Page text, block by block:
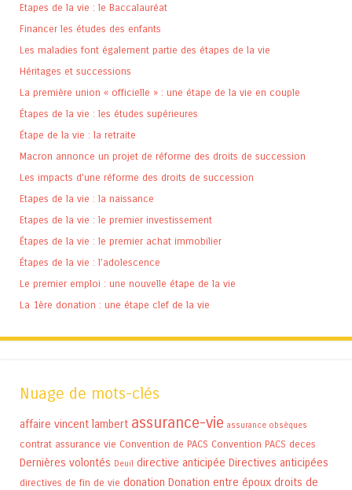
Etapes de la vie : le Baccalauréat
Financer les études des enfants
Les maladies font également partie des étapes de la vie
Héritages et successions
La première union « officielle » : une étape de la vie en couple
Étapes de la vie : les études supérieures
Étape de la vie : la retraite
Macron annonce un projet de réforme des droits de succession
Les impacts d’une réforme des droits de succession
Etapes de la vie : la naissance
Etapes de la vie : le premier investissement
Étapes de la vie : le premier achat immobilier
Étapes de la vie : l’adolescence
Le premier emploi : une nouvelle étape de la vie
La 1ère donation : une étape clef de la vie
Nuage de mots-clés
affaire vincent lambert assurance-vie assurance obsèques
contrat assurance vie Convention de PACS Convention PACS deces
Dernières volontés Deuil directive anticipée Directives anticipées
directives de fin de vie donation Donation entre époux droits de